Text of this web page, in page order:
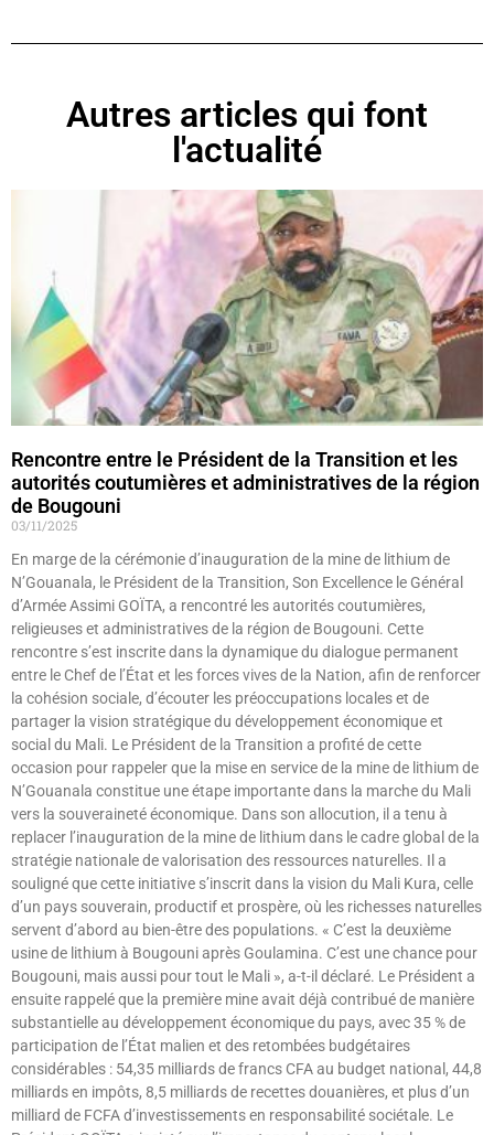
Autres articles qui font
l'actualité
Rencontre entre le Président de la Transition et les
autorités coutumières et administratives de la région
de Bougouni
03/11/2025
En marge de la cérémonie d’inauguration de la mine de lithium de
N’Gouanala, le Président de la Transition, Son Excellence le Général
d’Armée Assimi GOÏTA, a rencontré les autorités coutumières,
religieuses et administratives de la région de Bougouni. Cette
rencontre s’est inscrite dans la dynamique du dialogue permanent
entre le Chef de l’État et les forces vives de la Nation, afin de renforcer
la cohésion sociale, d’écouter les préoccupations locales et de
partager la vision stratégique du développement économique et
social du Mali. Le Président de la Transition a profité de cette
occasion pour rappeler que la mise en service de la mine de lithium de
N’Gouanala constitue une étape importante dans la marche du Mali
vers la souveraineté économique. Dans son allocution, il a tenu à
replacer l’inauguration de la mine de lithium dans le cadre global de la
stratégie nationale de valorisation des ressources naturelles. Il a
souligné que cette initiative s’inscrit dans la vision du Mali Kura, celle
d’un pays souverain, productif et prospère, où les richesses naturelles
servent d’abord au bien-être des populations. « C’est la deuxième
usine de lithium à Bougouni après Goulamina. C’est une chance pour
Bougouni, mais aussi pour tout le Mali », a-t-il déclaré. Le Président a
ensuite rappelé que la première mine avait déjà contribué de manière
substantielle au développement économique du pays, avec 35 % de
participation de l’État malien et des retombées budgétaires
considérables : 54,35 milliards de francs CFA au budget national, 44,8
milliards en impôts, 8,5 milliards de recettes douanières, et plus d’un
milliard de FCFA d’investissements en responsabilité sociétale. Le